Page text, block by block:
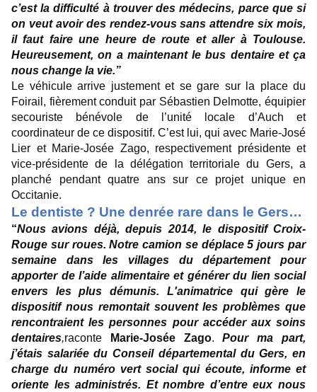
c’est la difficulté à trouver des médecins, parce que si
on veut avoir des rendez-vous sans attendre six mois,
il faut faire une heure de route et aller à Toulouse.
Heureusement, on a maintenant le bus dentaire et ça
nous change la vie.”
Le véhicule arrive justement et se gare sur la place du
Foirail, fièrement conduit par Sébastien Delmotte, équipier
secouriste bénévole de l’unité locale d’Auch et
coordinateur de ce dispositif. C’est lui, qui avec Marie-José
Lier et Marie-Josée Zago, respectivement présidente et
vice-présidente de la délégation territoriale du Gers, a
planché pendant quatre ans sur ce projet unique en
Occitanie.
Le dentiste ? Une denrée rare dans le Gers…
“Nous avions déjà, depuis 2014, le dispositif Croix-
Rouge sur roues. Notre camion se déplace 5 jours par
semaine dans les villages du département pour
apporter de l’aide alimentaire et générer du lien social
envers les plus démunis. L'animatrice qui gère le
dispositif nous remontait souvent les problèmes que
rencontraient les personnes pour accéder aux soins
dentaires,raconte Marie-Josée Zago.Pour ma part,
j’étais salariée du Conseil départemental du Gers, en
charge du numéro vert social qui écoute, informe et
oriente les administrés. Et nombre d’entre eux nous